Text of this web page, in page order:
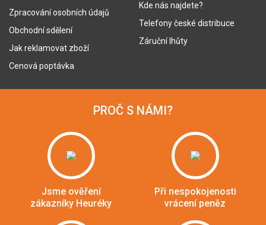
Zpracování osobních údajů
Obchodní sdělení
Jak reklamovat zboží
Cenová poptávka
Kde nás najdete?
Telefony české distribuce
Záruční lhůty
PROČ S NÁMI?
Jsme ověření
zákazníky Heuréky
Při nespokojenosti
vrácení peněz